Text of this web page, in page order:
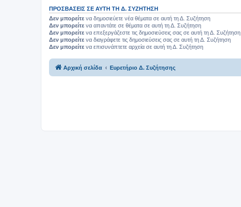
ΠΡΟΣΒΆΣΕΙΣ ΣΕ ΑΥΤΉ ΤΗ Δ. ΣΥΖΉΤΗΣΗ
Δεν μπορείτε να δημοσιεύετε νέα θέματα σε αυτή τη Δ. Συζήτηση
Δεν μπορείτε να απαντάτε σε θέματα σε αυτή τη Δ. Συζήτηση
Δεν μπορείτε να επεξεργάζεστε τις δημοσιεύσεις σας σε αυτή τη Δ. Συζήτηση
Δεν μπορείτε να διαγράφετε τις δημοσιεύσεις σας σε αυτή τη Δ. Συζήτηση
Δεν μπορείτε να επισυνάπτετε αρχεία σε αυτή τη Δ. Συζήτηση
Αρχική σελίδα Ευρετήριο Δ. Συζήτησης